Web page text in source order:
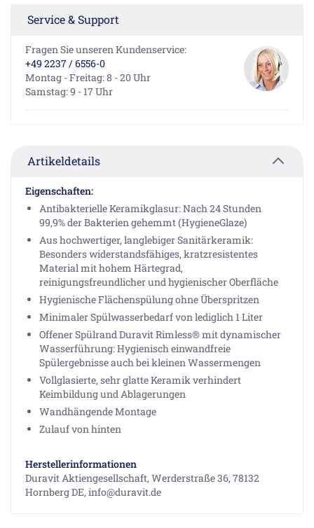
Service & Support
Fragen Sie unseren Kundenservice:
+49 2237 / 6556-0
Montag - Freitag: 8 - 20 Uhr
Samstag: 9 - 17 Uhr
Artikeldetails
Eigenschaften:
Antibakterielle Keramikglasur: Nach 24 Stunden
99,9% der Bakterien gehemmt (HygieneGlaze)
Aus hochwertiger, langlebiger Sanitärkeramik:
Besonders widerstandsfähiges, kratzresistentes
Material mit hohem Härtegrad,
reinigungsfreundlicher und hygienischer Oberfläche
Hygienische Flächenspülung ohne Überspritzen
Minimaler Spülwasserbedarf von lediglich 1 Liter
Offener Spülrand Duravit Rimless® mit dynamischer
Wasserführung: Hygienisch einwandfreie
Spülergebnisse auch bei kleinen Wassermengen
Vollglasierte, sehr glatte Keramik verhindert
Keimbildung und Ablagerungen
Wandhängende Montage
Zulauf von hinten
Herstellerinformationen
Duravit Aktiengesellschaft, Werderstraße 36, 78132
Hornberg DE, info@duravit.de